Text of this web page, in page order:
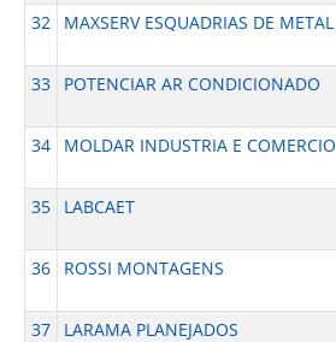
32
MAXSERV ESQUADRIAS DE METAL
33
POTENCIAR AR CONDICIONADO
34
MOLDAR INDUSTRIA E COMERCIO
35
LABCAET
36
ROSSI MONTAGENS
37
LARAMA PLANEJADOS